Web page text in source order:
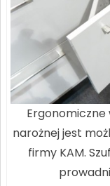
narożnej jest
firmy KAM.